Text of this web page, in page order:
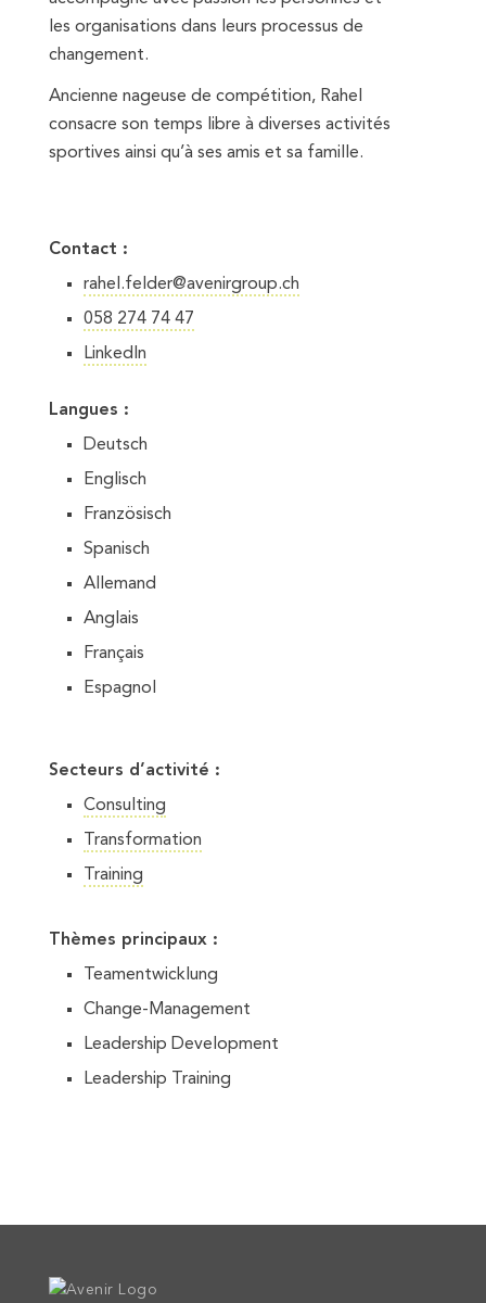
les organisations dans leurs processus de
changement.
Ancienne nageuse de compétition, Rahel
consacre son temps libre à diverses activités
sportives ainsi qu’à ses amis et sa famille.
Contact :
rahel.felder@avenirgroup.ch
058 274 74 47
LinkedIn
Langues :
Deutsch
Englisch
Französisch
Spanisch
Allemand
Anglais
Français
Espagnol
Secteurs d’activité :
Consulting
Transformation
Training
Thèmes principaux :
Teamentwicklung
Change-Management
Leadership Development
Leadership Training